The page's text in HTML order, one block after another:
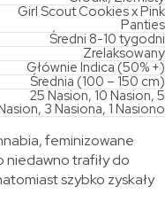
Girl Scout Cookies x Pink
Panties
Średni 8-10 tygodni
Zrelaksowany
Głównie Indica (50% +)
Średnia (100 – 150 cm)
25 Nasion, 10 Nasion, 5
3 Nasiona, 1 Nasiono
feminizowane
niedawno trafiły do
szybko zyskały